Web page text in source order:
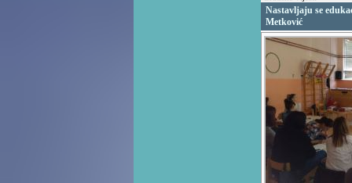
Nastavljaju se
Metković